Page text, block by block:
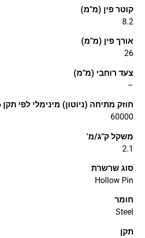
קוטר פין (מ"מ)
8.2
אורך פין (מ"מ)
26
צעד רוחבי (מ"מ)
–
חוזק מתיחה (ניוטון) מינימלי לפי תקן ISO 606
60000
משקל ק"ג/מ'
2.1
סוג שרשרת
Hollow Pin
חומר
Steel
תקן